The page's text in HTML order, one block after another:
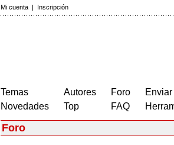
Mi cuenta | Inscripción
Temas
Novedades
Autores
Top
Foro
FAQ
Foro